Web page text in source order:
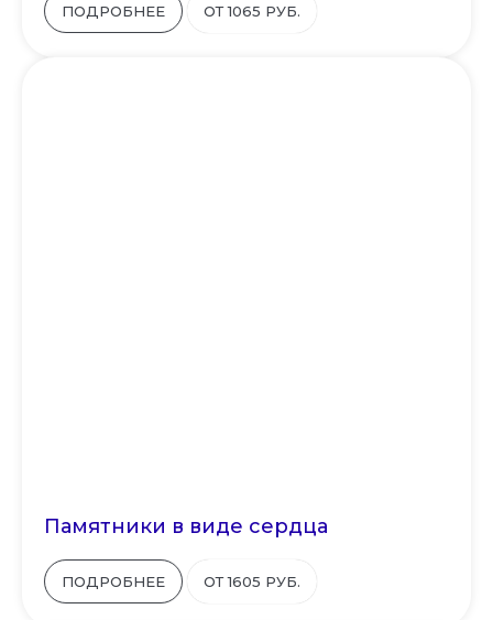
ПОДРОБНЕЕ ОТ 1065 РУБ.
Памятники в виде сердца
ПОДРОБНЕЕ ОТ 1605 РУБ.